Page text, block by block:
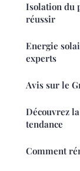
Isolation du
réussir
Energie
experts
Avis sur le
Découvrez
tendance
Comment